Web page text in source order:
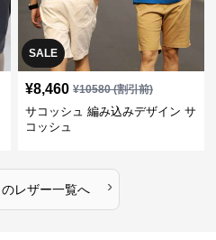
SALE
¥8,460 ¥10580(割引前)
サコッシュ 編み込みデザイン サ
コッシュ
のレザー一覧へ ›